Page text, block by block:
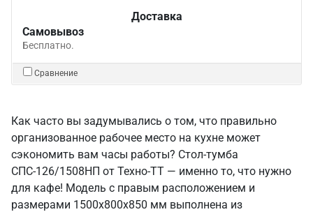
Доставка
Самовывоз
Бесплатно.
Сравнение
Как часто вы задумывались о том, что правильно
организованное рабочее место на кухне может
сэкономить вам часы работы? Стол-тумба
СПС-126/1508НП от Техно-ТТ — именно то, что нужно
для кафе! Модель с правым расположением и
размерами 1500x800x850 мм выполнена из